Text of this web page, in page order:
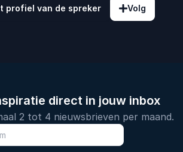
profiel van de spreker Volg
direct in jouw inbox
2 tot 4 nieuwsbrieven per maand.